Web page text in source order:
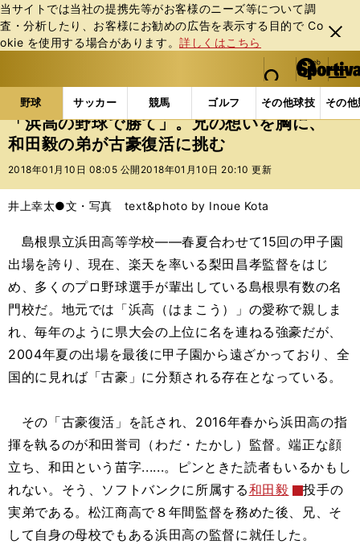
当サイトでは当社の提携先等がお客様のニーズ等について調
査・分析したり、お客様にお勧めの広告を表⽰する⽬的で Co
okie を使⽤する場合があります。詳しくはこちら
閉じ
る
web Sportiva (webスポルティーバ)
検索
マイペ
ー
ジ
メニュ
野球 サッカー 競馬 ゴルフ その他球技 その
b
ス
ポ
ル
バ
野球の記事一覧 高校野球他 「浜高の野球で勝て」
「浜高の野球で勝て」。兄の想いを胸に、
和田毅の弟が古豪復活に挑む
2018年01月10日 08:05 公開 2018年01月10日 20:10 更新
井上幸太●文・写真 text&photo by Inoue Kota
島根県立浜田高等学校――春夏合わせて15回の甲子園
出場を誇り、現在、楽天を率いる梨田昌孝監督をはじ
め、多くのプロ野球選手が輩出している島根県有数の名
門校だ。地元では「浜高（はまこう）」の愛称で親しま
れ、毎年のように県大会の上位に名を連ねる強豪だが、
2004年夏の出場を最後に甲子園から遠ざかっており、全
国的に見れば「古豪」に分類される存在となっている。
その「古豪復活」を託され、2016年春から浜田高の指
揮を執るのが和田誉司（わだ・たかし）監督。端正な顔
立ち、和田という苗字......。ピンときた読者もいるかもし
れない。そう、ソフトバンクに所属する和田毅
投手の
実弟である。松江商高で８年間監督を務めた後、兄、そ
して自身の母校でもある浜田高の監督に就任した。